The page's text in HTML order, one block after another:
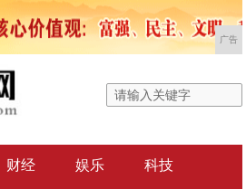
广告
财经 娱乐 科技